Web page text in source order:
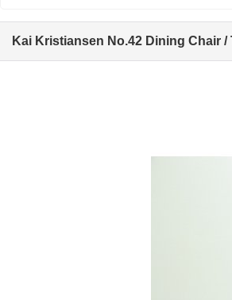
Kai Kristiansen No.42 Dining Chair /